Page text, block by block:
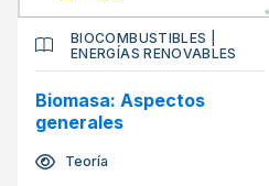
BIOCOMBUSTIBLES
ENERGÍAS RENOVABLES
Biomasa: Aspectos
generales
Teoría